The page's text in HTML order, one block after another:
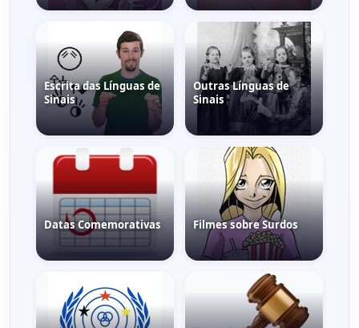
Escrita das Línguas de
Sinais
Outras Línguas de
Sinais
Datas Comemorativas Filmes sobre Surdos